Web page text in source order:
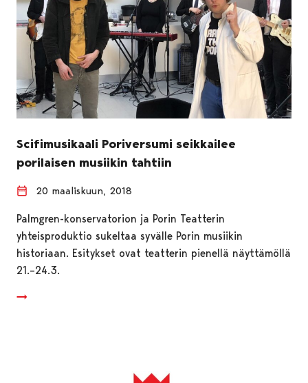
Scifimusikaali Poriversumi seikkailee
porilaisen musiikin tahtiin
20 maaliskuun, 2018
Palmgren-konservatorion ja Porin Teatterin
yhteisproduktio sukeltaa syvälle Porin musiikin
historiaan. Esitykset ovat teatterin pienellä näyttämöllä
21.–24.3.